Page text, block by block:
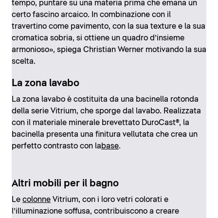
tempo, puntare su una materia prima che emana un
certo fascino arcaico. In combinazione con il
travertino come pavimento, con la sua texture e la sua
cromatica sobria, si ottiene un quadro d’insieme
armonioso», spiega Christian Werner motivando la sua
scelta.
La zona lavabo
La zona lavabo è costituita da una bacinella rotonda
della serie Vitrium, che sporge dal lavabo. Realizzata
con il materiale minerale brevettato DuroCast®, la
bacinella presenta una finitura vellutata che crea un
perfetto contrasto con labase.
Altri mobili per il bagno
Le colonne Vitrium, con i loro vetri colorati e
l’illuminazione soffusa, contribuiscono a creare